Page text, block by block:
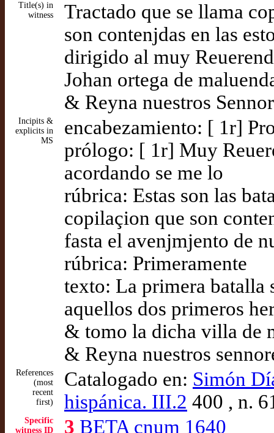
Title(s) in
witness
Tractado que se llama
son contenjdas en las
dirigido al muy
Johan ortega de
& Reyna nuestros
Incipits &
explicits in
MS
encabezamiento: [ 1r]
prólogo: [ 1r] Muy
acordando se me lo
rúbrica: Estas son las
copilaçion que son
fasta el avenjmjento de
rúbrica: Primeramente
texto: La primera batalla
aquellos dos primeros
& tomo la dicha villa de
& Reyna nuestros
References
(most
recent
first)
Catalogado en: Simón
hispánica. III.2 400 , n.
Specific
witness ID
3 BETA cnum 1640